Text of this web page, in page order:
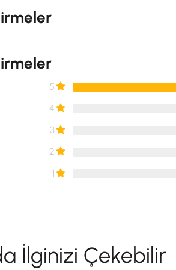
imkanlarımızla yanınızda
5
4
3
2
1
İlginizi Çekebilir